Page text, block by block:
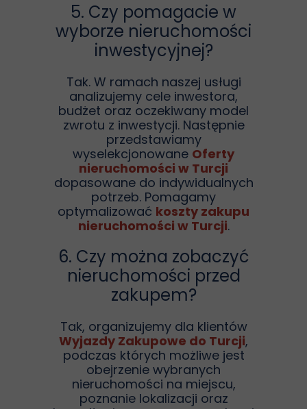
5. Czy pomagacie w
wyborze nieruchomości
inwestycyjnej?
Tak. W ramach naszej usługi
analizujemy cele inwestora,
budżet oraz oczekiwany model
zwrotu z inwestycji. Następnie
przedstawiamy
wyselekcjonowane Oferty
nieruchomości w Turcji
dopasowane do indywidualnych
potrzeb. Pomagamy
optymalizować koszty zakupu
nieruchomości w Turcji.
6. Czy można zobaczyć
nieruchomości przed
zakupem?
Tak, organizujemy dla klientów
Wyjazdy Zakupowe do Turcji,
podczas których możliwe jest
obejrzenie wybranych
nieruchomości na miejscu,
poznanie lokalizacji oraz